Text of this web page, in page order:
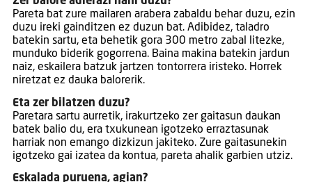
Pareta bat zure mailaren arabera zabaldu behar duzu, ezin
duzu ireki gainditzen ez duzun bat. Adibidez, taladro
batekin sartu, eta behetik gora 300 metro zabal litezke,
munduko biderik gogorrena. Baina makina batekin jardun
naiz, eskailera batzuk jartzen tontorrera iristeko. Horrek
niretzat ez dauka balorerik.
Eta zer bilatzen duzu?
Paretara sartu aurretik, irakurtzeko zer gaitasun daukan
batek balio du, era txukunean igotzeko erraztasunak
harriak non emango dizkizun jakiteko. Zure gaitasunekin
igotzeko gai izatea da kontua, pareta ahalik garbien utziz.
Eskalada puruena, agian?